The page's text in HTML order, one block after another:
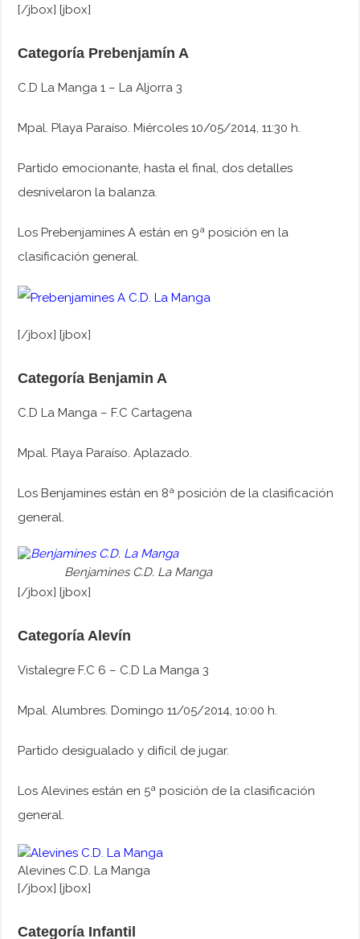
[/jbox] [jbox]
Categoría Prebenjamín A
C.D La Manga 1 – La Aljorra 3
Mpal. Playa Paraíso. Miércoles 10/05/2014, 11:30 h.
Partido emocionante, hasta el final, dos detalles
desnivelaron la balanza.
Los Prebenjamines A están en 9ª posición en la
clasificación general.
[/jbox] [jbox]
Categoría Benjamin A
C.D La Manga – F.C Cartagena
Mpal. Playa Paraíso. Aplazado.
Los Benjamines están en 8ª posición de la clasificación
general.
Benjamines C.D. La Manga
[/jbox] [jbox]
Categoría Alevín
Vistalegre F.C 6 – C.D La Manga 3
Mpal. Alumbres. Domingo 11/05/2014, 10:00 h.
Partido desigualado y difícil de jugar.
Los Alevines están en 5ª posición de la clasificación
general.
Alevines C.D. La Manga
[/jbox] [jbox]
Categoría Infantil